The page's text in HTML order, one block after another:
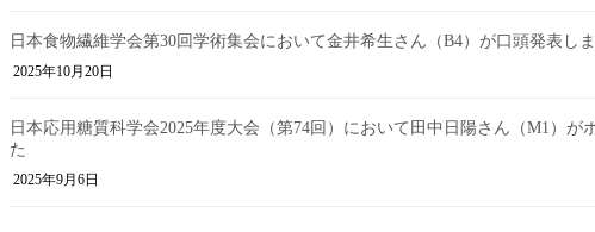
日本食物繊維学会第30回学術集会において金井希生さん（B4）が口頭発表し
2025年10月20日
日本応用糖質科学会2025年度大会（第74回）において田中日陽さん（M1）が
た
2025年9月6日